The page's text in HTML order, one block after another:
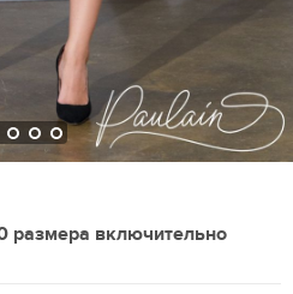
размера включительно